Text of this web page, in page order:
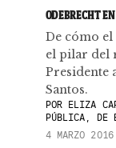
ODEBRECHT
De cómo
el pilar del
Presidente
Santos.
PORELIZA
PÚBLICA, DE
4 MARZO 2016